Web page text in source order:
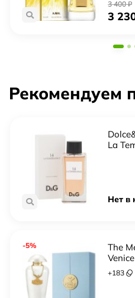
3 400₽
3
Рекомендуем
La
Нет в
-5%
The
+183